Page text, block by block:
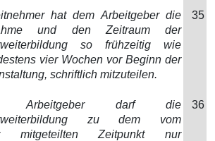
hat dem Arbeitgeber die
und den Zeitraum der
so frühzeitig wie
vier Wochen vor Beginn der
schriftlich mitzuteilen.
35
darf die
zu dem vom
mitgeteilten Zeitpunkt nur
36